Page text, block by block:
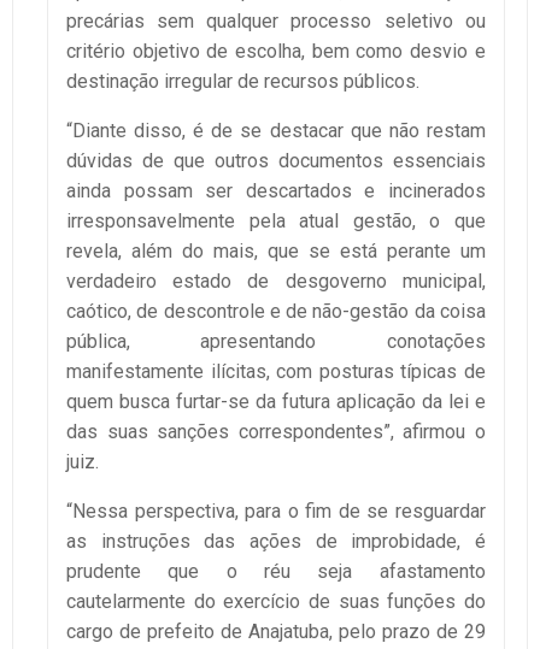
precárias sem qualquer processo seletivo ou
critério objetivo de escolha, bem como desvio e
destinação irregular de recursos públicos.
“Diante disso, é de se destacar que não restam
dúvidas de que outros documentos essenciais
ainda possam ser descartados e incinerados
irresponsavelmente pela atual gestão, o que
revela, além do mais, que se está perante um
verdadeiro estado de desgoverno municipal,
caótico, de descontrole e de não-gestão da coisa
pública, apresentando conotações
manifestamente ilícitas, com posturas típicas de
quem busca furtar-se da futura aplicação da lei e
das suas sanções correspondentes”, afirmou o
juiz.
“Nessa perspectiva, para o fim de se resguardar
as instruções das ações de improbidade, é
prudente que o réu seja afastamento
cautelarmente do exercício de suas funções do
cargo de prefeito de Anajatuba, pelo prazo de 29